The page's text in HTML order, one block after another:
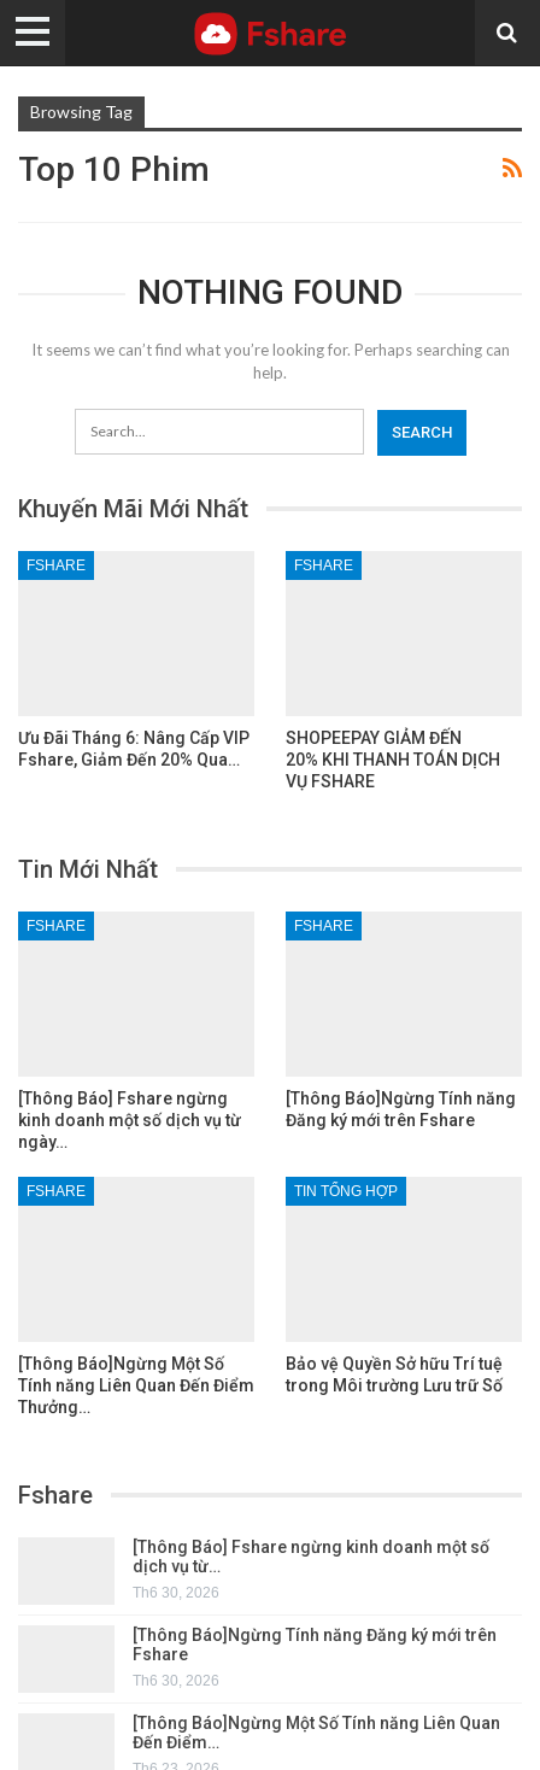
Browsing Tag
Top 10 Phim
NOTHING FOUND
It seems we can’t find what you’re looking for. Perhaps searching can
help.
Khuyến Mãi Mới Nhất
FSHARE
Ưu Đãi Tháng 6: Nâng Cấp VIP
Fshare, Giảm Đến 20% Qua…
FSHARE
SHOPEEPAY GIẢM ĐẾN
20% KHI THANH TOÁN DỊCH
VỤ FSHARE
Tin Mới Nhất
FSHARE
[Thông Báo] Fshare ngừng
kinh doanh một số dịch vụ từ
ngày…
FSHARE
[Thông Báo]Ngừng Tính năng
Đăng ký mới trên Fshare
FSHARE
[Thông Báo]Ngừng Một Số
Tính năng Liên Quan Đến Điểm
Thưởng…
TIN TỔNG HỢP
Bảo vệ Quyền Sở hữu Trí tuệ
trong Môi trường Lưu trữ Số
Fshare
[Thông Báo] Fshare ngừng kinh doanh một số
dịch vụ từ…
Th6 30, 2026
[Thông Báo]Ngừng Tính năng Đăng ký mới trên
Fshare
Th6 30, 2026
[Thông Báo]Ngừng Một Số Tính năng Liên Quan
Đến Điểm…